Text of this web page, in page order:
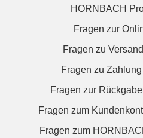
HORNBACH
Fragen zur
Fragen zu
Fragen zu
Fragen zur
Fragen zum
Fragen zum